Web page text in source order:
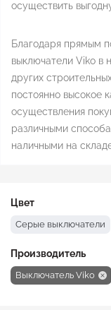
осуществить
Благодаря прямым
выключатели Viko в
других
постоянно высокое
осуществления
различными
наличными на
Цвет
Серые выключатели
Производитель
Выключатель Viko